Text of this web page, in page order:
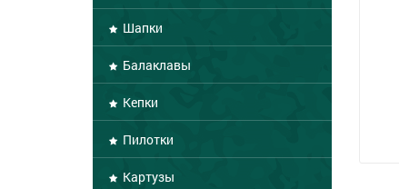
Шапки
Балаклавы
Кепки
Пилотки
Картузы